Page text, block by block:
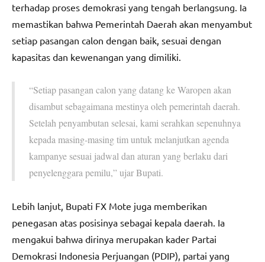
terhadap proses demokrasi yang tengah berlangsung. Ia
memastikan bahwa Pemerintah Daerah akan menyambut
setiap pasangan calon dengan baik, sesuai dengan
kapasitas dan kewenangan yang dimiliki.
“Setiap pasangan calon yang datang ke Waropen akan
disambut sebagaimana mestinya oleh pemerintah daerah.
Setelah penyambutan selesai, kami serahkan sepenuhnya
kepada masing-masing tim untuk melanjutkan agenda
kampanye sesuai jadwal dan aturan yang berlaku dari
penyelenggara pemilu,” ujar Bupati.
Lebih lanjut, Bupati FX Mote juga memberikan
penegasan atas posisinya sebagai kepala daerah. Ia
mengakui bahwa dirinya merupakan kader Partai
Demokrasi Indonesia Perjuangan (PDIP), partai yang